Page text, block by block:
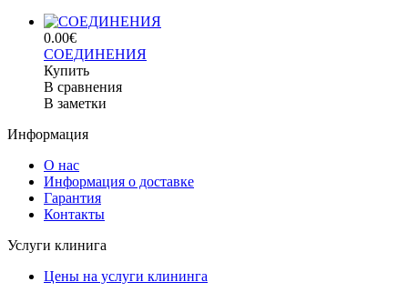
0.00€
СОЕДИНЕНИЯ
Купить
В сравнения
В заметки
Информация
О нас
Информация о доставке
Гарантия
Контакты
Услуги клинига
Цены на услуги клининга